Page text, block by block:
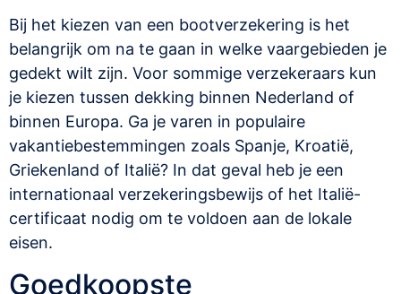
Bij het kiezen van een bootverzekering is het
belangrijk om na te gaan in welke vaargebieden je
gedekt wilt zijn. Voor sommige verzekeraars kun
je kiezen tussen dekking binnen Nederland of
binnen Europa. Ga je varen in populaire
vakantiebestemmingen zoals Spanje, Kroatië,
Griekenland of Italië? In dat geval heb je een
internationaal verzekeringsbewijs of het Italië-
certificaat nodig om te voldoen aan de lokale
eisen.
Goedkoopste